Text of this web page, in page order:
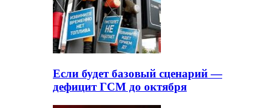
Если будет базовый сценарий —
дефицит ГСМ до октября